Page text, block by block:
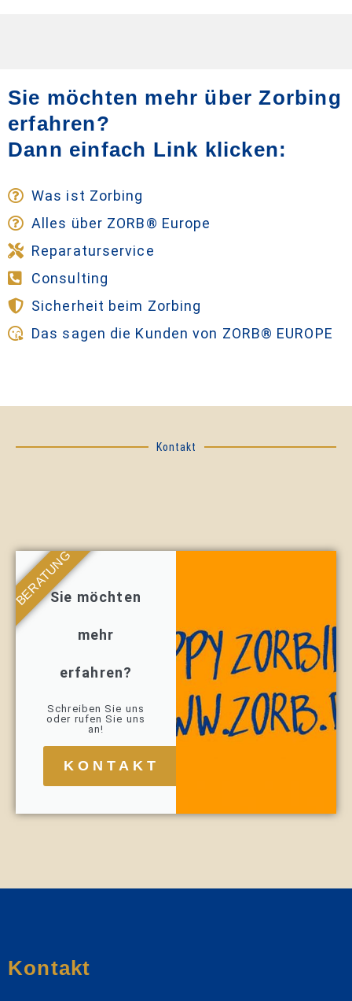
Sie möchten mehr über Zorbing
erfahren?
Dann einfach Link klicken:
Was ist Zorbing
Alles über ZORB® Europe
Reparaturservice
Consulting
Sicherheit beim Zorbing
Das sagen die Kunden von ZORB® EUROPE
Kontakt
Sie möchten
mehr
erfahren?
Schreiben Sie uns
oder rufen Sie uns
an!
KONTAKT
BERATUNG
Kontakt